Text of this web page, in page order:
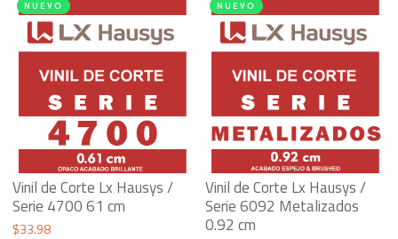
precios:
desde
$61.09
NUEVO
Vinil de Corte Lx Hausys /
Serie 4700 61 cm
$33.98
NUEVO
Vinil de Corte Lx Hausys /
Serie 6092 Metalizados
0.92 cm